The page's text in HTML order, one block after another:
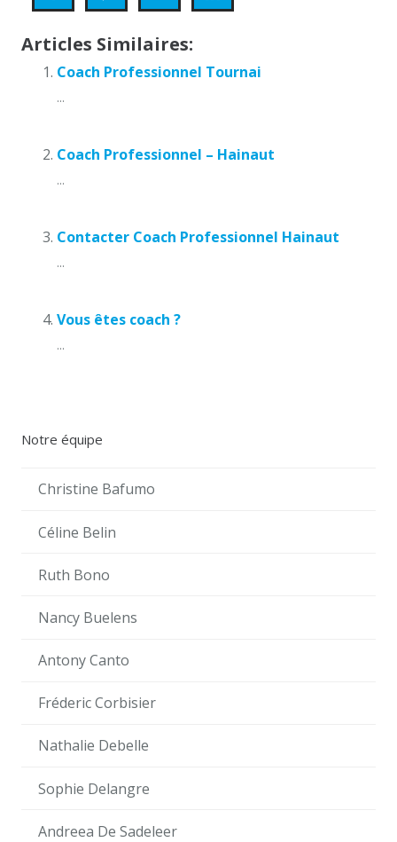
Articles Similaires:
Coach Professionnel Tournai
...
Coach Professionnel – Hainaut
...
Contacter Coach Professionnel Hainaut
...
Vous êtes coach ?
...
Notre équipe
Christine Bafumo
Céline Belin
Ruth Bono
Nancy Buelens
Antony Canto
Fréderic Corbisier
Nathalie Debelle
Sophie Delangre
Andreea De Sadeleer